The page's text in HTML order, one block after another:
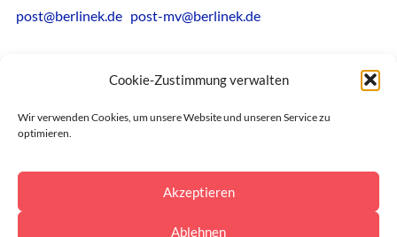
Cookie-Zustimmung verwalten
Wir verwenden Cookies, um unsere Website und unseren Service zu
optimieren.
Akzeptieren
Ablehnen
post@berlinek.de post-mv@berlinek.de